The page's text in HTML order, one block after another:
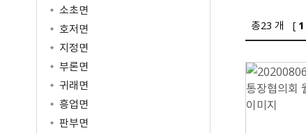
마을세무사
AX)
납세자보호관제도
지방세 상담챗봇
차량등록민원
행정서비스헌장
학술연구용역 결과
재정용어사전
적극행정 우수사례
소초면
호저면
지정면
부론면
귀래면
흥업면
판부면
총23 개 [ 1